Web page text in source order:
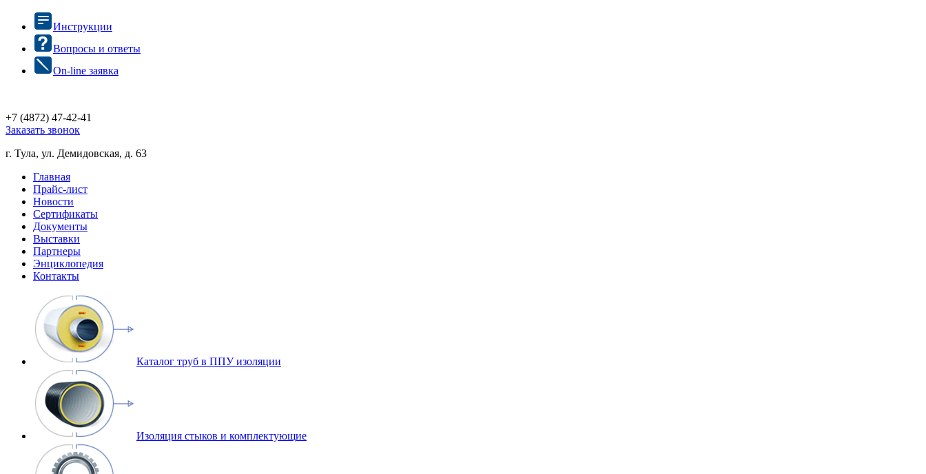
Инструкции
Вопросы и ответы
On-line заявка
+7 (4872) 47-42-41
Заказать звонок
г. Тула, ул. Демидовская, д. 63
Главная
Прайс-лист
Новости
Сертификаты
Документы
Выставки
Партнеры
Энциклопедия
Контакты
Каталог труб в ППУ изоляции
Изоляция стыков и комплектующие